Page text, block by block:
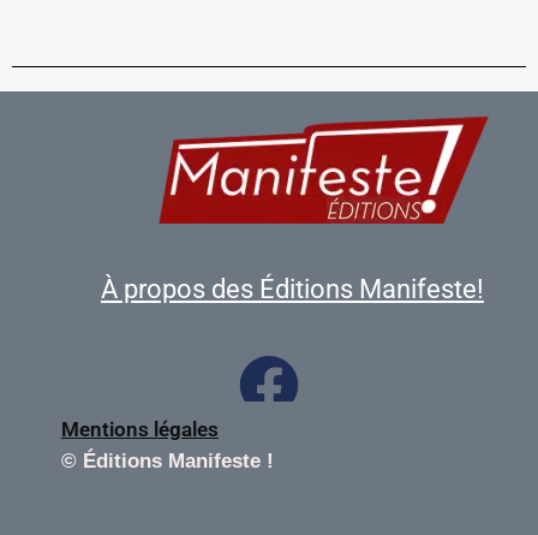
À propos des Éditions Manifeste!
Mentions légales
© Éditions Manifeste !